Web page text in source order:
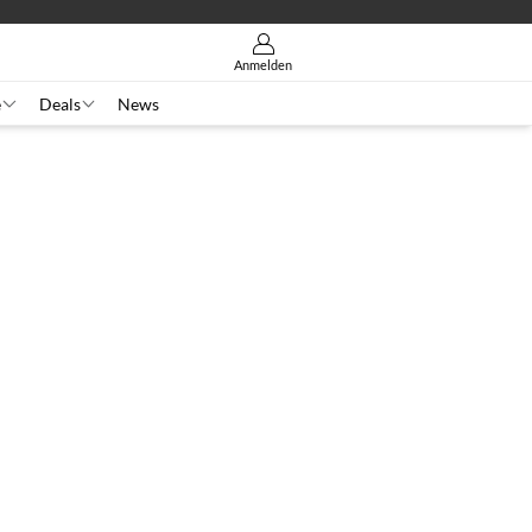
Anmelden
Deals News